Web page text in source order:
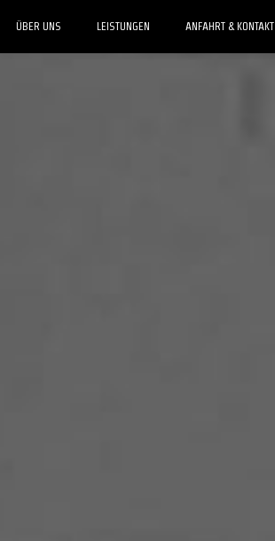
ÜBER UNS LEISTUNGEN ANFAHRT & KONTAKT